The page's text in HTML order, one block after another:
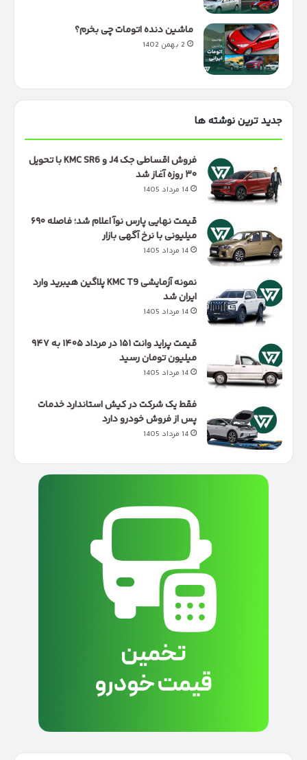
ماشین دنده اتومات چی بخرم؟
2 بهمن 1402
جدید ترین نوشته ها
فروش اقساطی جک J4 و KMC SR6 با تحویل
۳۰ روزه آغاز شد
14 مرداد 1405
قیمت نهایی پارس نوآ اعلام شد؛ فاصله ۶۹۰
میلیونی با نرخ آگهی بازار
14 مرداد 1405
نمونه آزمایشی KMC T9 پلاگین هیبرید وارد
ایران شد
14 مرداد 1405
قیمت پراید وانت ۱۵۱ در مرداد ۱۴۰۵ به ۹۴۷
میلیون تومان رسید
14 مرداد 1405
فقط یک شرکت در کیش استاندارد خدمات
پس از فروش خودرو دارد
14 مرداد 1405